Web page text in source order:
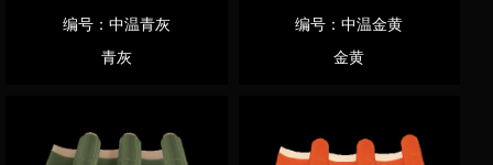
编号：中温青灰
青灰
编号：中温金黄
金黄